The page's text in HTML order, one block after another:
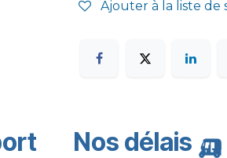
Ajouter à la liste de
Nos délais 🛺